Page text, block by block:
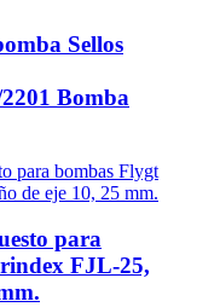
Sellos
Bomba
para
FJL-25,